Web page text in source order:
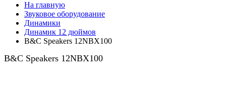
На главную
Звуковое оборудование
Динамики
Динамик 12 дюймов
B&C Speakers 12NBX100
B&C Speakers 12NBX100